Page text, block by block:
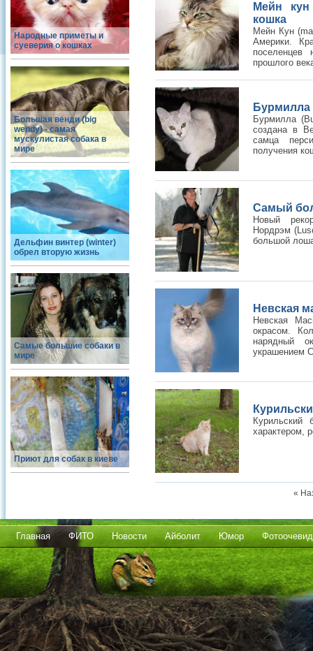
Народные приметы и
суеверия о кошках
Большая венди (big
wendy) - самая
мускулистая собака в
мире
Дельфин винтер (winter)
обрел вторую жизнь
Самые большие собаки в
мире
Приют для собак в киеве
Мейн
кошка
Мейн Кун
Америки.
прошлого
Бурмилла
Бурмилла
создана в
самца
получения
Самый
Новый
Нордрэм
большой
Невская
Невская
окрасом.
нарядный
украшением
характером,
«
Главная ФИТО Новости Айболит Юмор